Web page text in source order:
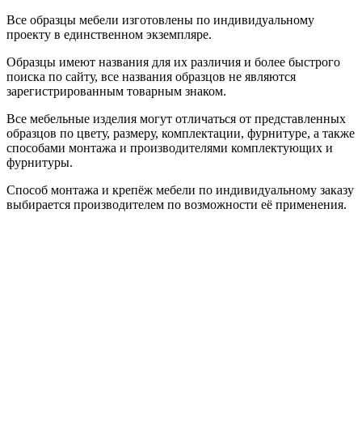
Все образцы мебели изготовлены по индивидуальному
проекту в единственном экземпляре.
Образцы имеют названия для их различия и более быстрого
поиска по сайту, все названия образцов не являются
зарегистрированным товарным знаком.
Все мебельные изделия могут отличаться от представленных
образцов по цвету, размеру, комплектации, фурнитуре, а также
способами монтажа и производителями комплектующих и
фурнитуры.
Способ монтажа и крепёж мебели по индивидуальному заказу
выбирается производителем по возможности её применения.